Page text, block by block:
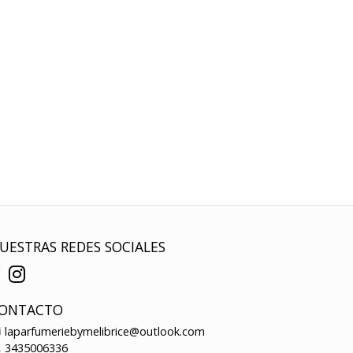
REDES SOCIALES
laparfumeriebymelibrice@outlook.com
3435006336